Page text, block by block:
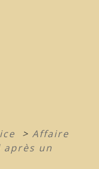
> Affaire
après un